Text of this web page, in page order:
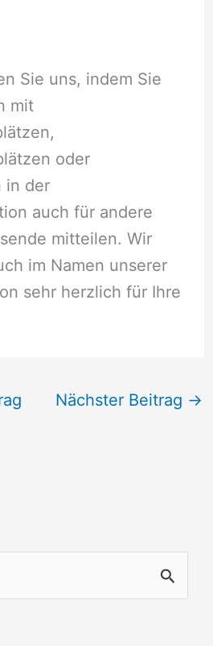
Sie uns, indem Sie
mit
oder
in der
auch für andere
mitteilen. Wir
im Namen unserer
sehr herzlich für Ihre
Nächster Beitrag →